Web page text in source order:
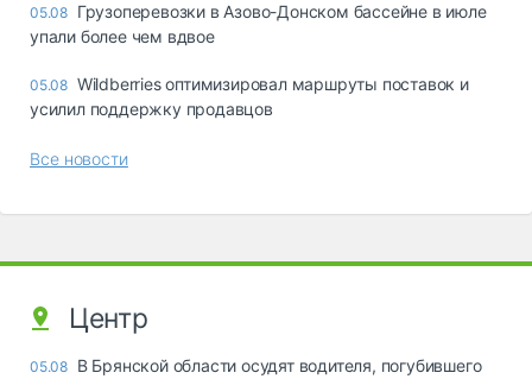
05.08 Грузоперевозки в Азово-Донском бассейне в июле
упали более чем вдвое
05.08 Wildberries оптимизировал маршруты поставок и
усилил поддержку продавцов
Все новости
Центр
05.08 В Брянской области осудят водителя, погубившего